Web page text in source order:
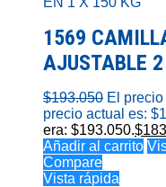
1569
AJUSTABLE
$193.050 El
precio actual es:
era: $193.050.$
Añadir al carrito
Compare
Vista rápida